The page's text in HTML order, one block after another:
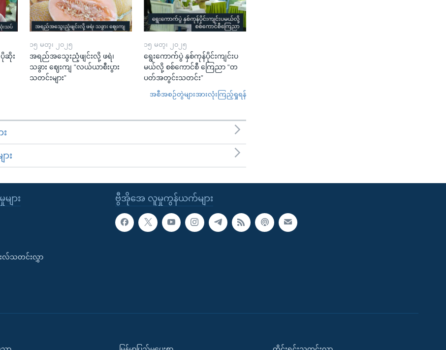
ဆိုး
၁၅ မတ္၊ ၂၀၂၅
အရည်အသွေးညံ့ဖျင်းလို့ ဖရဲ၊
သခွား ဈေးကျ “လယ်ယာစီးပွား
သတင်းများ”
၁၅ မတ္၊ ၂၀၂၅
ရွေးကောက်ပွဲ နှစ်ကုန်ပိုင်းကျင်းပ
မယ်လို့ စစ်ကောင်စီ ကြေညာ “တ
ပတ်အတွင်းသတင်း”
အစီအစဉ်တွဲများအားလုံးကြည့်ရှုရန်
း
ဗွီအိုအေ လူမှုကွန်ယက်များ
ျား
းလ်သတင်းလွှာ